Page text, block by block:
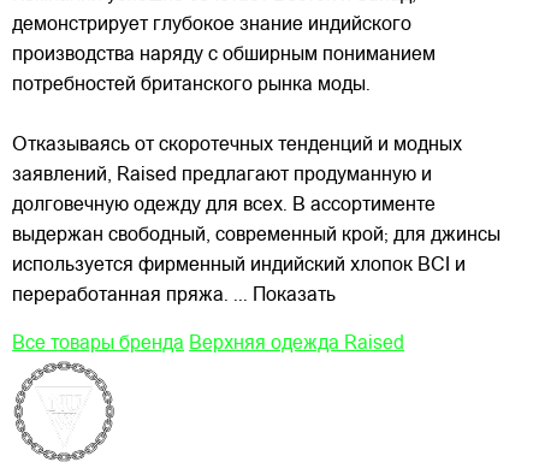
демонстрирует глубокое знание индийского
производства наряду с обширным пониманием
потребностей британского рынка моды.
Отказываясь от скоротечных тенденций и модных
заявлений, Raised предлагают продуманную и
долговечную одежду для всех. В ассортименте
выдержан свободный, современный крой; для джинсы
используется фирменный индийский хлопок BCI и
переработанная пряжа. ... Показать
Все товары бренда Верхняя одежда Raised